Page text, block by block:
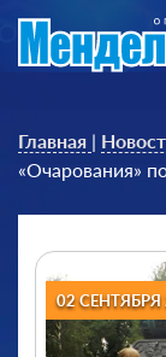
Главная |
«Очарования»
02 СЕНТЯБРЯ